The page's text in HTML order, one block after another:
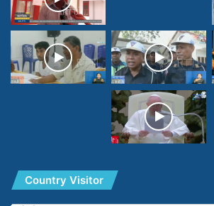
Country Visitor